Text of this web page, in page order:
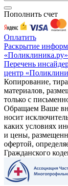
Пополнить счет
Оплатить
Раскрытие
«Поликлиника.ру»
Перечень
центр
Копирование,
материалов,
только с
Обращаем Ваше
носит
каких условиях
и цены,
офертой,
Гражданского